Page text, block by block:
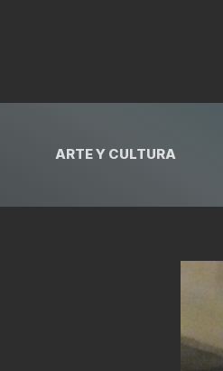
ARTE Y CULTURA